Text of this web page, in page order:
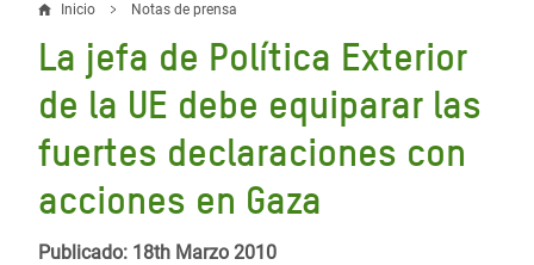
Sobrescribir
enlaces
de
ayuda
a
la
Inicio Notas de prensa
La jefa de Política Exterior
de la UE debe equiparar las
fuertes declaraciones con
acciones en Gaza
Publicado: 18th Marzo 2010